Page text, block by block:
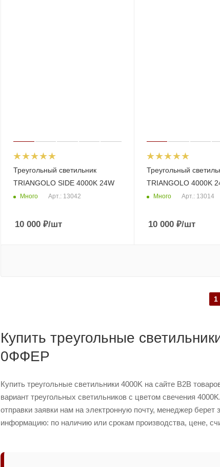
Треугольный светильник
TRIANGOLO SIDE 4000K 24W
Много Арт.: 13042
10 000 ₽/шт
Треугольный
TRIANGOLO 4000K
Много Арт.: 13014
10 000₽/шт
1
Купить треугольные
0ФФЕР
Купить треугольные светильники 4000K на сайте B2B
вариант треугольных светильников с цветом свечения
отправки заявки нам на электронную почту, менеджер
информацию: по наличию или срокам производства, цене,